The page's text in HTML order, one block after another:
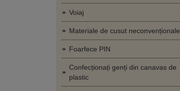
Voiaj
Materiale de cusut neconvenționale
Foarfece PIN
Confecționați genți din canavas de
plastic